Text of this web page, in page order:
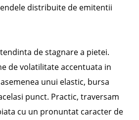
distribuite de emitentii
de stagnare a pietei.
de volatilitate accentuata in
unui elastic, bursa
punct. Practic, traversam
cu un pronuntat caracter de